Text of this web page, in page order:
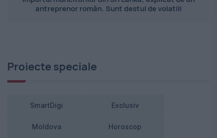
antreprenor român. Sunt destul de volatili
Proiecte speciale
SmartDigi Exclusiv
Moldova Horoscop